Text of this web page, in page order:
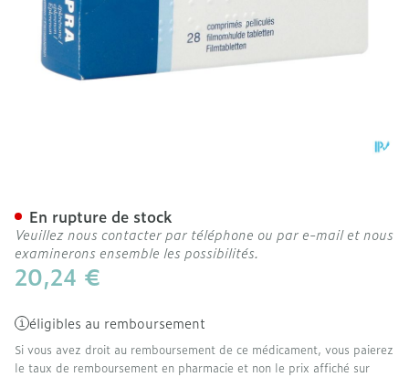
20,24 €
éligibles au remboursement
Si vous avez droit au remboursement de ce médicament, vous paierez
le taux de remboursement en pharmacie et non le prix affiché sur
En rupture de stock
Veuillez nous contacter par téléphone ou par e-mail et nous
examinerons ensemble les possibilités.